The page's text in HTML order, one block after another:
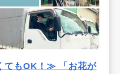
てもOK！≫ 「お花が